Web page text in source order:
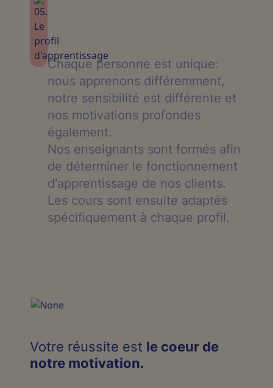
Chaque personne est unique:
nous apprenons différemment,
notre sensibilité est différente et
nos motivations profondes
également.
Nos enseignants sont formés afin
de déterminer le fonctionnement
d'apprentissage de nos clients.
Les cours sont ensuite adaptés
spécifiquement à chaque profil.
Votre réussite est le coeur de
notre motivation.